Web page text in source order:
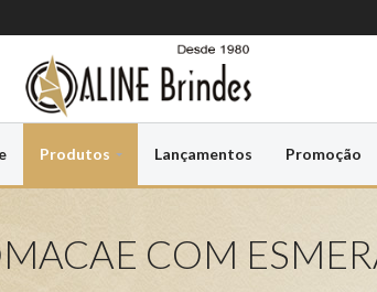
Produtos Lançamentos Promoção
COM